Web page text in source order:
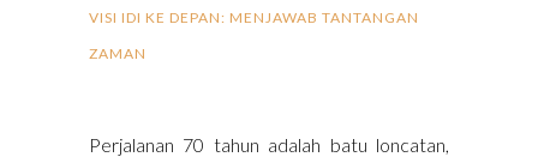
VISI IDI KE DEPAN: MENJAWAB TANTANGAN
ZAMAN
Perjalanan 70 tahun adalah batu loncatan,